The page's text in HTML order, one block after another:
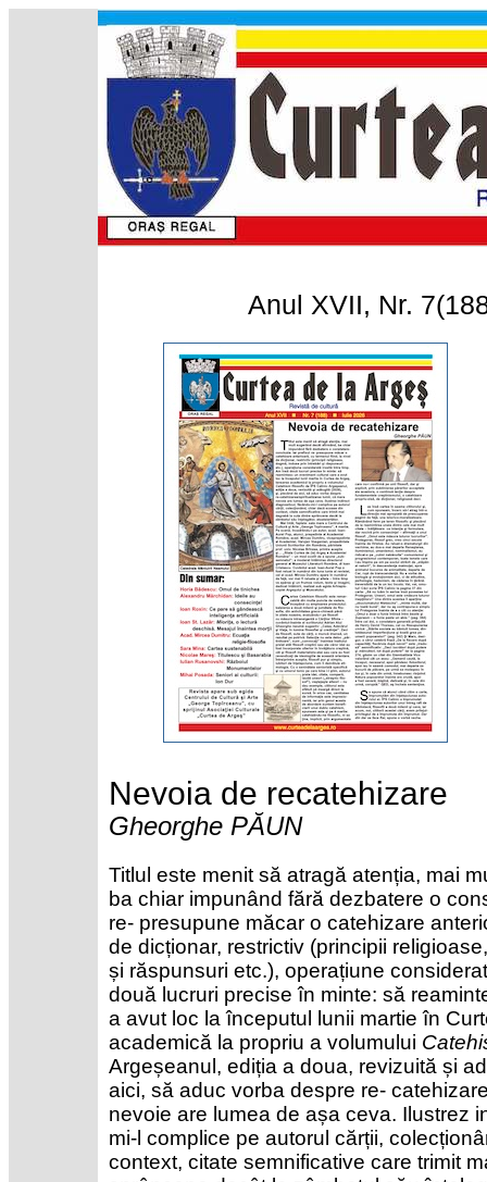
Anul XVII, Nr.
Nevoia de recatehizare
Gheorghe PĂUN
Titlul este menit să atragă atenția, mai
ba chiar impunând fără dezbatere o
re- presupune măcar o catehizare
de dicționar, restrictiv (principii
și răspunsuri etc.), operațiune
două lucruri precise în minte: să
a avut loc la începutul lunii martie în
academică la propriu a volumului
Argeșeanul, ediția a doua, revizuită și
aici, să aduc vorba despre re-
nevoie are lumea de așa ceva. Ilustrez
mi-l complice pe autorul cărții,
context, citate semnificative care trimit